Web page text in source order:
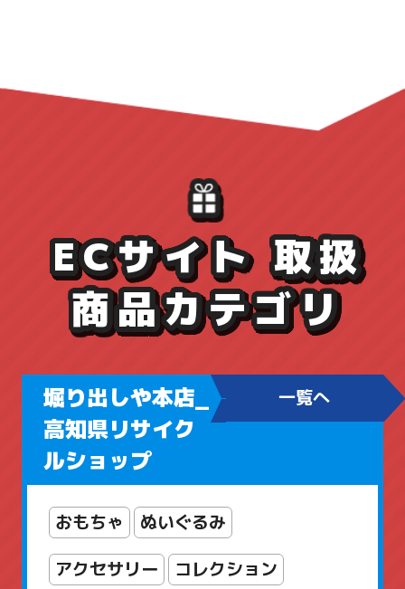
ECサイト 取扱
商品カテゴリ
堀り出しや本店_
高知県リサイク
ルショップ
一覧へ
おもちゃ ぬいぐるみ
アクセサリー コレクション